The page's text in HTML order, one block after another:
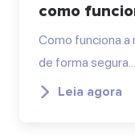
como
Como funciona a
de forma segura.…
Leia agora